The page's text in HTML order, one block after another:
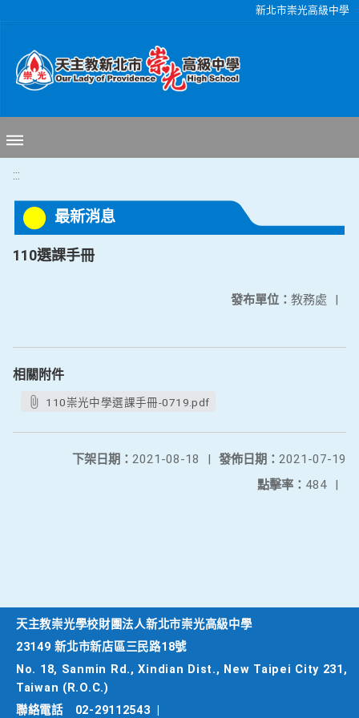
新北市崇光高級中學
:::
最新消息
110選課手冊
發布單位： 教務處 |
相關附件
110崇光中學選課手冊-0719.pdf
發佈日期： 2021-07-19
下架日期： 2021-08-18
|
點擊率： 484 |
天主教崇光學校財團法人新北市崇光高級中學
23149 新北市新店區三民路18號
No. 18, Sanmin Rd., Xindian Dist., New Taipei City 231,
Taiwan (R.O.C.)
聯絡電話
02-29112543